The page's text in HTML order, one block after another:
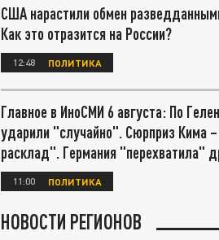
США нарастили обмен
Как это отразится на России?
12:48 ПОЛИТИКА
Главное в ИноСМИ 6 августа: По
ударили "случайно". Сюрприз Кима
расклад". Германия "перехватила"
11:00 ПОЛИТИКА
НОВОСТИ РЕГИОНОВ